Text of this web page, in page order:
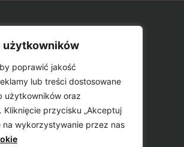
użytkowników
poprawić jakość
lub treści dostosowane
użytkowników oraz
Kliknięcie przycisku „Akceptuj
wykorzystywanie przez nas
Email:redakcja@easyvoice.pl
WSPÓŁPRACE, OFERTY
Email:karol@easyvoice.pl